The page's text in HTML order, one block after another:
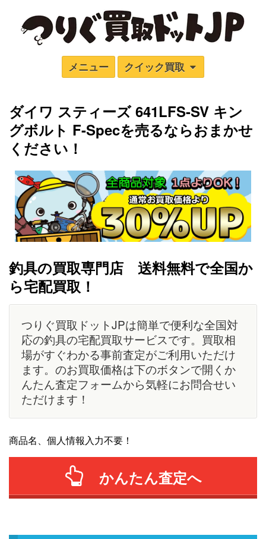
メニュー クイック買取
ダイワ スティーズ 641LFS-SV キン
グボルト F-Specを売るならおまかせ
ください！
釣具の買取専門店 送料無料で全国か
ら宅配買取！
つりぐ買取ドットJPは簡単で便利な全国対
応の釣具の宅配買取サービスです。買取相
場がすぐわかる事前査定がご利用いただけ
ます。のお買取価格は下のボタンで開くか
んたん査定フォームから気軽にお問合せい
ただけます！
商品名、個人情報入力不要！
かんたん査定へ